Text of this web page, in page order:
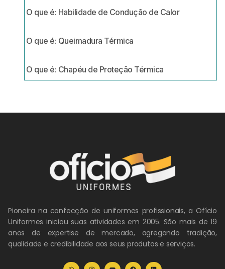
O que é: Habilidade de Condução de Calor
O que é: Queimadura Térmica
O que é: Chapéu de Proteção Térmica
Pioneira na confecção de uniformes profissionais, a Ofício
Uniformes iniciou suas atividades em 2005. São mais de 19
anos de expertise de mercado, agregando tradição,
qualidade e credibilidade aos seus produtos e serviços.